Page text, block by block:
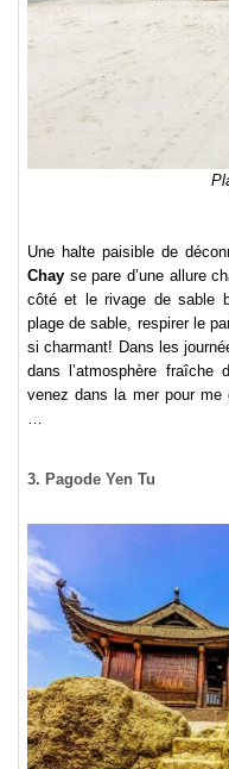
Une halte paisible de
Chay se pare d’une allure
côté et le rivage de sable
plage de sable, respirer le
si charmant! Dans les
dans l’atmosphère
venez dans la mer pour me
3. Pagode Yen Tu